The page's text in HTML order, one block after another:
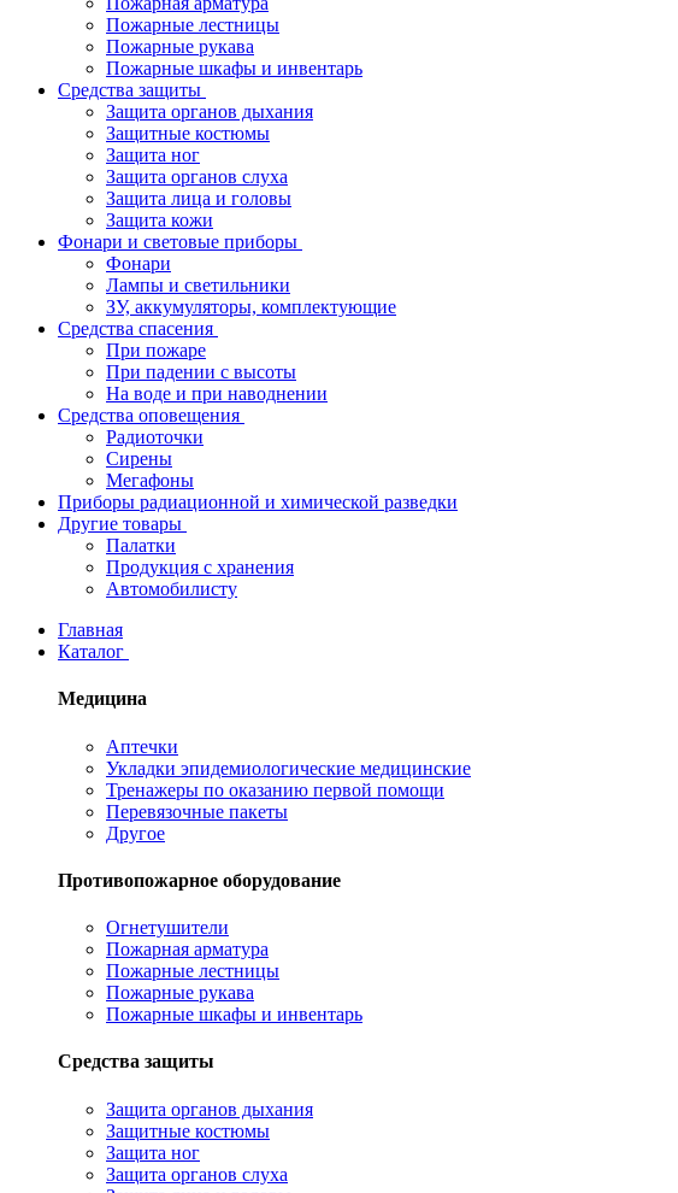
Пожарные лестницы
Пожарные рукава
Пожарные шкафы и инвентарь
Средства защиты
Защита органов дыхания
Защитные костюмы
Защита ног
Защита органов слуха
Защита лица и головы
Защита кожи
Фонари и световые приборы
Фонари
Лампы и светильники
ЗУ, аккумуляторы, комплектующие
Средства спасения
При пожаре
При падении с высоты
На воде и при наводнении
Средства оповещения
Радиоточки
Сирены
Мегафоны
Приборы радиационной и химической разведки
Другие товары
Палатки
Продукция с хранения
Автомобилисту
Главная
Каталог
Медицина
Аптечки
Укладки эпидемиологические медицинские
Тренажеры по оказанию первой помощи
Перевязочные пакеты
Другое
Противопожарное оборудование
Огнетушители
Пожарная арматура
Пожарные лестницы
Пожарные рукава
Пожарные шкафы и инвентарь
Средства защиты
Защита органов дыхания
Защитные костюмы
Защита ног
Защита органов слуха